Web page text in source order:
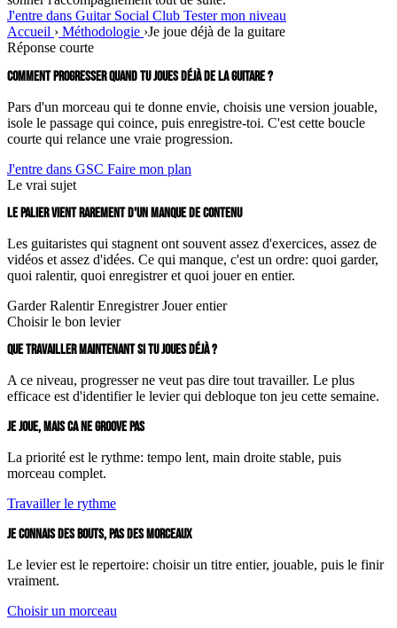
J'entre dans Guitar Social Club Tester mon niveau
Accueil › Méthodologie ›Je joue déjà de la guitare
Réponse courte
COMMENT PROGRESSER QUAND TU JOUES DÉJÀ DE LA GUITARE ?
Pars d'un morceau qui te donne envie, choisis une version jouable,
isole le passage qui coince, puis enregistre-toi. C'est cette boucle
courte qui relance une vraie progression.
J'entre dans GSC Faire mon plan
Le vrai sujet
LE PALIER VIENT RAREMENT D'UN MANQUE DE CONTENU
Les guitaristes qui stagnent ont souvent assez d'exercices, assez de
vidéos et assez d'idées. Ce qui manque, c'est un ordre: quoi garder,
quoi ralentir, quoi enregistrer et quoi jouer en entier.
GarderRalentirEnregistrerJouer entier
Choisir le bon levier
QUE TRAVAILLER MAINTENANT SI TU JOUES DÉJÀ ?
A ce niveau, progresser ne veut pas dire tout travailler. Le plus
efficace est d'identifier le levier qui debloque ton jeu cette semaine.
JE JOUE, MAIS CA NE GROOVE PAS
La priorité est le rythme: tempo lent, main droite stable, puis
morceau complet.
Travailler le rythme
JE CONNAIS DES BOUTS, PAS DES MORCEAUX
Le levier est le repertoire: choisir un titre entier, jouable, puis le finir
vraiment.
Choisir un morceau